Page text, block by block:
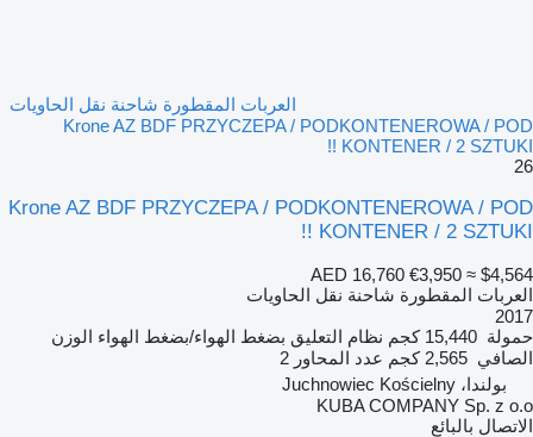
العربات المقطورة شاحنة نقل الحاويات
Krone AZ BDF PRZYCZEPA / PODKONTENEROWA / POD
KONTENER / 2 SZTUKI !!
26
Krone AZ BDF PRZYCZEPA / PODKONTENEROWA / POD
KONTENER / 2 SZTUKI !!
AED 16,760 €3,950 ≈ $4,564
العربات المقطورة شاحنة نقل الحاويات
2017
حمولة 15,440 كجم نظام التعليق بضغط الهواء/بضغط الهواء الوزن
الصافي 2,565 كجم عدد المحاور 2
بولندا، Juchnowiec Kościelny
KUBA COMPANY Sp. z o.o
الاتصال بالبائع